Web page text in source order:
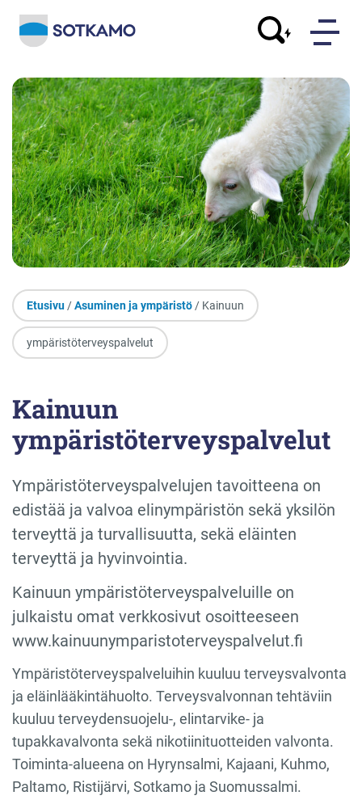
Etusivu /Asuminen ja ympäristö / Kainuun
ympäristöterveyspalvelut
Kainuun
ympäristöterveyspalvelut
Ympäristöterveyspalvelujen tavoitteena on
edistää ja valvoa elinympäristön sekä yksilön
terveyttä ja turvallisuutta, sekä eläinten
terveyttä ja hyvinvointia.
Kainuun ympäristöterveyspalveluille on
julkaistu omat verkkosivut osoitteeseen
www.kainuunymparistoterveyspalvelut.fi
Ympäristöterveyspalveluihin kuuluu terveysvalvonta
ja eläinlääkintähuolto. Terveysvalvonnan tehtäviin
kuuluu terveydensuojelu-, elintarvike- ja
tupakkavalvonta sekä nikotiinituotteiden valvonta.
Toiminta-alueena on Hyrynsalmi, Kajaani, Kuhmo,
Paltamo, Ristijärvi, Sotkamo ja Suomussalmi.